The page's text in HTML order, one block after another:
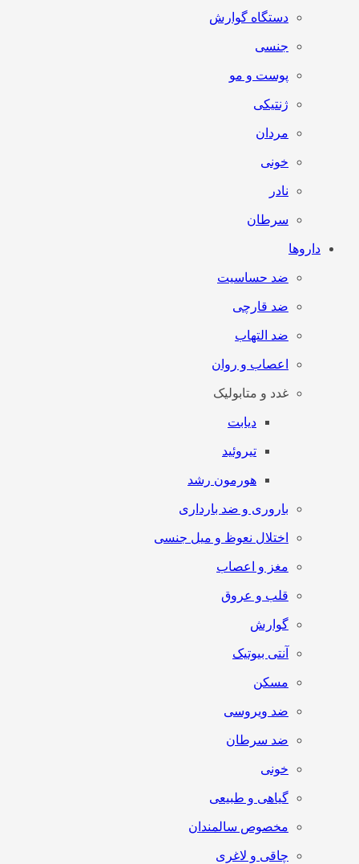
دستگاه گوارش
جنسی
پوست و مو
ژنتیکی
مردان
خونی
نادر
سرطان
داروها
ضد حساسیت
ضد قارچی
ضد التهاب
اعصاب و روان
غدد و متابولیک
دیابت
تیروئید
هورمون رشد
باروری و ضد بارداری
اختلال نعوظ و میل جنسی
مغز و اعصاب
قلب و عروق
گوارش
آنتی‌ بیوتیک
مسکن
ضد ویروسی
ضد سرطان
خونی
گیاهی و طبیعی
مخصوص سالمندان
چاقی و لاغری